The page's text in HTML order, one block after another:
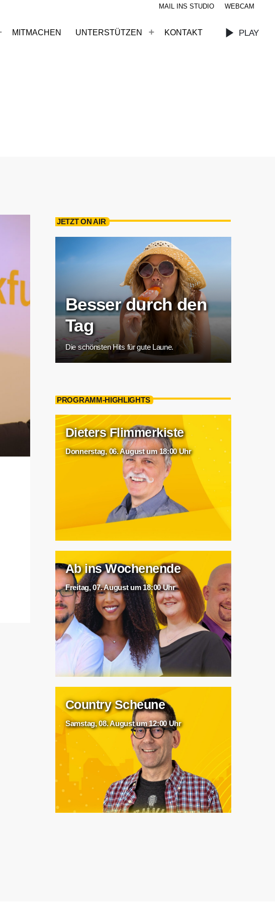
MAIL INS STUDIO WEBCAM
MITMACHEN UNTERSTÜTZEN KONTAKT play_arrow PLAY
JETZT ON AIR
Besser durch den
Tag
Die schönsten Hits für gute Laune.
PROGRAMM-HIGHLIGHTS
Dieters Flimmerkiste
Donnerstag, 06. August um 18:00 Uhr
Ab ins Wochenende
Freitag, 07. August um 18:00 Uhr
Country Scheune
Samstag, 08. August um 12:00 Uhr